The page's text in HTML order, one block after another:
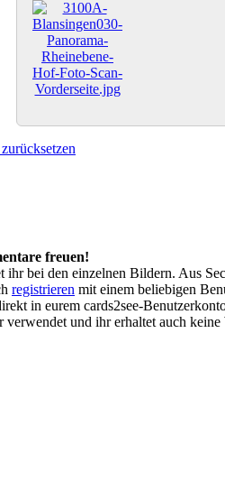
freuen!
bei den einzelnen Bildern. Aus
registrieren mit einem beliebigen
in eurem cards2see-
und ihr erhaltet auch